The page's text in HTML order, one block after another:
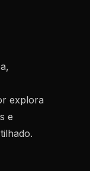
explora
e